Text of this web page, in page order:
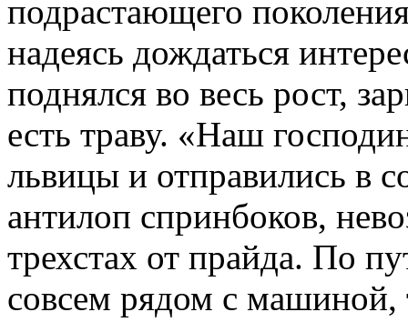
подрастающего
надеясь дождаться
поднялся во весь рост,
есть траву. «Наш
львицы и отправились в
антилоп спринбоков,
трехстах от прайда. По
совсем рядом с машиной,